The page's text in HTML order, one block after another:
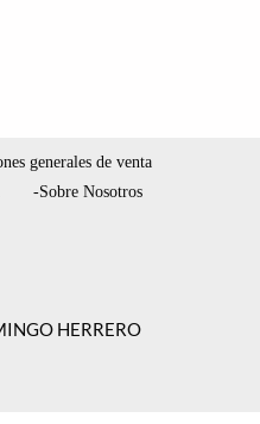
generales de venta
-Sobre Nosotros
HERRERO